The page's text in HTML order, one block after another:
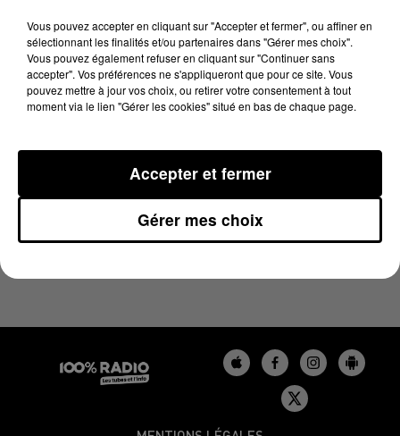
21 juillet 2023 - 3 min 16 sec
LES INFOS DU TARN DU 21/07/2023 À 12H01
Vous pouvez accepter en cliquant sur "Accepter et fermer", ou affiner en
sélectionnant les finalités et/ou partenaires dans "Gérer mes choix".
Vous pouvez également refuser en cliquant sur "Continuer sans
accepter". Vos préférences ne s'appliqueront que pour ce site. Vous
pouvez mettre à jour vos choix, ou retirer votre consentement à tout
moment via le lien "Gérer les cookies" situé en bas de chaque page.
Gérer mes choix
Accepter et fermer